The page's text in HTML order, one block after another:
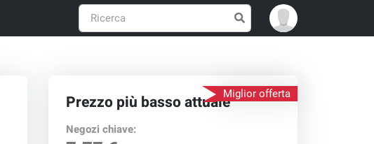
Miglior offerta
Prezzo più basso attuale
Negozi chiave: